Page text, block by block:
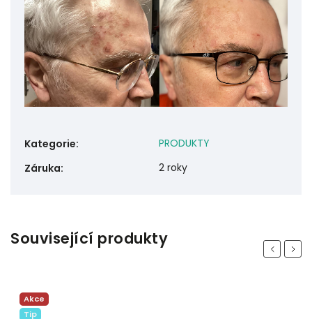
Kategorie:
PRODUKTY
Záruka: 2 roky
Související produkty Previous
Next